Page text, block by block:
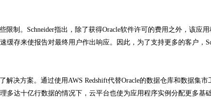
限制。Schneider指出，除了获得Oracle软件许可的费用之外，该应
缓存来使报告对最终用户作出响应。因此，为了支持更多的客户，
解决方案。通过使用AWS Redshift代替Oracle的数据仓库和数据集
多达十亿行数据的情况下，云平台也使为应用程序实例分配更多基